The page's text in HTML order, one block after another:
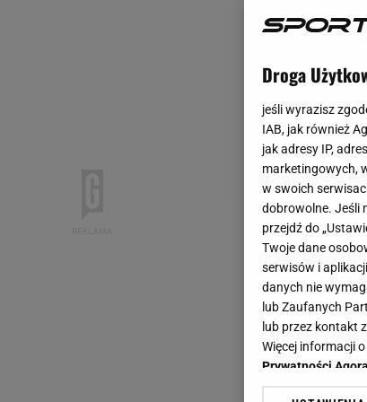
Droga
jeśli wyrazisz
IAB, jak również
jak adresy IP,
marketingowych,
w swoich
dobrowolne. Jeśli
przejdź do
Twoje dane
serwisów i
danych nie
lub Zaufanych
lub przez kontakt
Więcej informacji
Prywatności Agora